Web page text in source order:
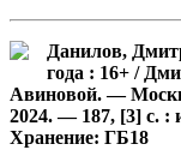
Данилов,
года : 16+ /
Авиновой. —
2024. — 187, [3] с. :
Хранение: ГБ18